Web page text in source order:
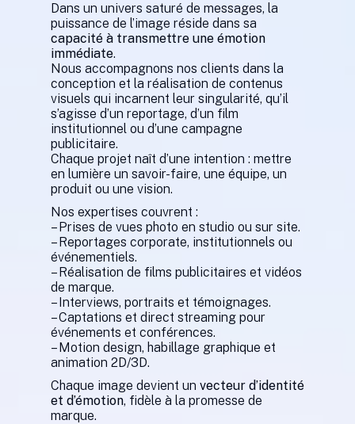
Dans un univers saturé de messages, la
puissance de l’image réside dans sa
capacité à transmettre une émotion
immédiate.
Nous accompagnons nos clients dans la
conception et la réalisation de contenus
visuels qui incarnent leur singularité, qu’il
s’agisse d’un reportage, d’un film
institutionnel ou d’une campagne
publicitaire.
Chaque projet naît d’une intention : mettre
en lumière un savoir-faire, une équipe, un
produit ou une vision.
Nos expertises couvrent :
– Prises de vues photo en studio ou sur site.
– Reportages corporate, institutionnels ou
événementiels.
– Réalisation de films publicitaires et vidéos
de marque.
– Interviews, portraits et témoignages.
– Captations et direct streaming pour
événements et conférences.
– Motion design, habillage graphique et
animation 2D/3D.
Chaque image devient un vecteur d’identité
et d’émotion, fidèle à la promesse de
marque.